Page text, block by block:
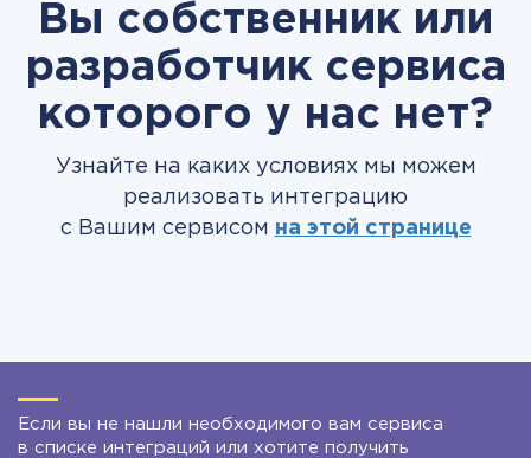
Вы собственник или
разработчик сервиса
которого у нас нет?
Узнайте на каких условиях мы можем
реализовать интеграцию
с Вашим сервисом на этой странице
Если вы не нашли необходимого вам сервиса
в списке интеграций или хотите получить